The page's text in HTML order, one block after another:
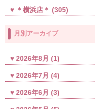
＊横浜店＊ (305)
月別アーカイブ
2026年8月 (1)
2026年7月 (4)
2026年6月 (3)